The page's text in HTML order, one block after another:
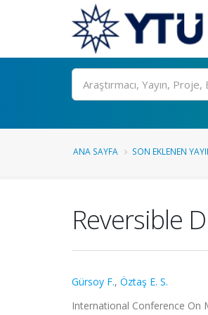
Ara
ANA SAYFA SON EKLENEN
Reversible
Gürsoy F., Öztaş E. S.
International Conference On